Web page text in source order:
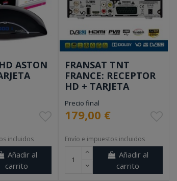
ASTON
incluidos
Añadir al
carrito
FRANSAT TNT
FRANCE: RECEPTOR
HD + TARJETA
Precio final
179,00 €
Envío e impuestos incluidos
Añadir al
carrito